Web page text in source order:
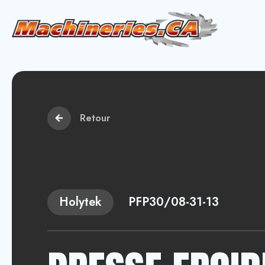
Retour
Holytek PFP30/08-31-13